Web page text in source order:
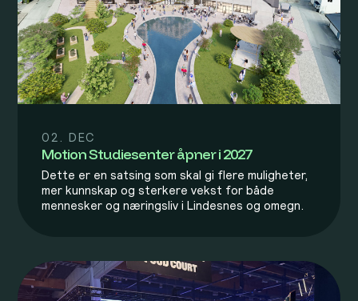
02. DEC
Motion Studiesenter åpner i 2027
Dette er en satsing som skal gi flere muligheter,
mer kunnskap og sterkere vekst for både
mennesker og næringsliv i Lindesnes og omegn.